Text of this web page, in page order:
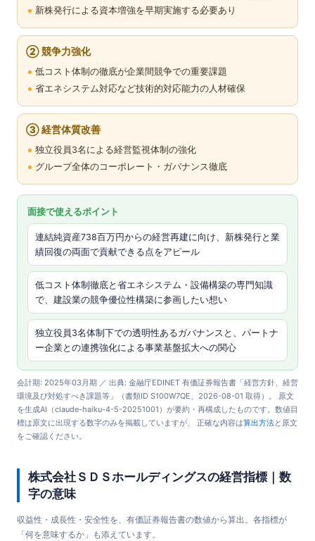
新株発行による資本増強を早期実施する必要あり
② 競争力強化
低コスト体制の徹底が企業間競争での重要課題
省エネシステム対応など技術的対応能力の人材確保
③ 経営体質改善
独立役員3名による経営監視体制の強化
グループ全体のコーポレート・ガバナンス徹底
面接で使えるポイント
連結純資産738百万円からの経営再建に向け、新株発行と業
績回復の両面で貢献できる点をアピール
低コスト体制徹底と省エネシステム・設備構築の専門知識
で、建設業の競争優位性構築に参画したい想い
独立役員3名体制下での透明性あるガバナンスと、パートナ
ー企業との連携強化による事業基盤拡大への関心
会計期: 2025年03月期 ／ 出典: 金融庁EDINET 有価証券報告書「経営方針、経営
環境及び対処すべき課題等」（書類ID S100W7QE、2026-08-01 取得）。 原文
を生成AI（claude-haiku-4-5-20251001）が要約・再構成したものです。数値目
標は原文に出現する数字のみを掲載していますが、 正確な内容は算出方法と原文
をご確認ください。
株式会社ＳＤＳホールディングスの経営指標｜数
字の意味
収益性・成長性・安全性を、有価証券報告書の数値から算出。各指標が
「何を意味するか」も添えています。